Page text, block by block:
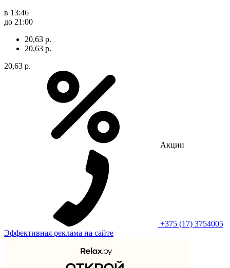
в 13:46
до 21:00
20,63 р.
20,63 р.
20,63 р.
Акции
+375 (17) 3754005
Эффективная реклама на сайте